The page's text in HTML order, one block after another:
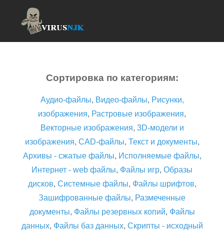
Сортировка по категориям:
Аудио-файлы, Видео-файлы, Рисунки,
изображения, Растровые изображения,
Векторные изображения, 3D-модели и
изображения, CAD-файлы, Текст и документы,
Архивы - сжатые файлы, Исполняемые файлы,
Интернет - web файлы, Файлы игр, Образы
дисков, Системные файлы, Файлы шрифтов,
Зашифрованные файлы, Размеченные
документы, Файлы резервных копий, Файлы
данных, Файлы баз данных, Скрипты - исходный